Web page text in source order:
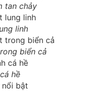
tan chảy
linh
biển cả
hề